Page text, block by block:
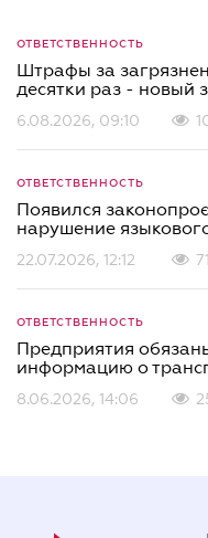
ОТВЕТСТВЕННОСТЬ
Штрафы за
десятки раз - новый
6.08.2026, 09:10
ОТВЕТСТВЕННОСТЬ
Появился
нарушение
22.07.2026, 12:12
ОТВЕТСТВЕННОСТЬ
Предприятия
информацию о
8.06.2026, 14:06